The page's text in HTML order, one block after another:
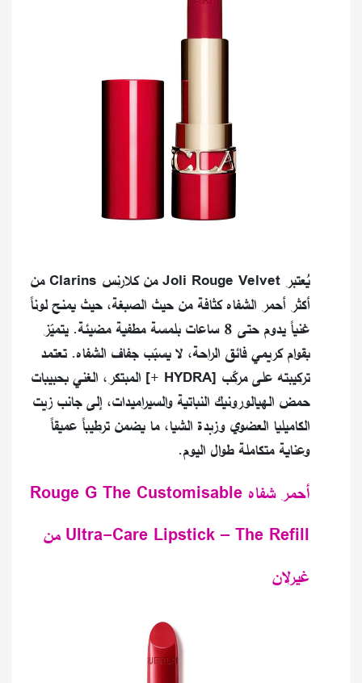
يُعتبر Joli Rouge Velvet من كلارنس Clarins من
أكثر أحمر الشفاه كثافة من حيث الصبغة، حيث يمنح لوناً
غنياً يدوم حتى 8 ساعات بلمسة مطفية مضيئة. يتميّز
بقوام كريمي فائق الراحة، لا يسبّب جفاف الشفاه. تعتمد
تركيبته على مركّب [HYDRA +] المبتكر، الغني بحبيبات
حمض الهيالورونيك النباتية والسيراميدات، إلى جانب زيت
الكاميليا العضوي وزبدة الشيا، ما يضمن ترطيباً عميقاً
وعناية متكاملة طوال اليوم.
أحمر شفاه Rouge G The Customisable
Ultra-Care Lipstick – The Refill من
غيرلان